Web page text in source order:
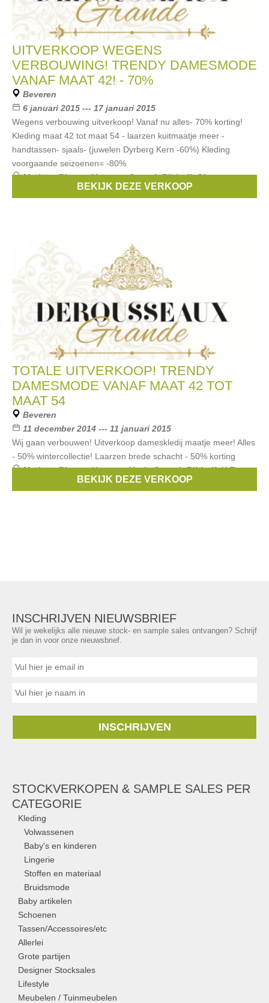
UITVERKOOP WEGENS
VERBOUWING! TRENDY DAMESMODE
VANAF MAAT 42! - 70%
Beveren
6 januari 2015 --- 17 januari 2015
Wegens verbouwing uitverkoop! Vanaf nu alles- 70% korting!
Kleding maat 42 tot maat 54 - laarzen kuitmaatje meer -
handtassen- sjaals- (juwelen Dyrberg Kern -60%) Kleding
voorgaande seizoenen= -80%
Merken:Bianca,Verpass,Joseph Ribkoff,Giovane,
BEKIJK DEZE VERKOOP
TOTALE UITVERKOOP! TRENDY
DAMESMODE VANAF MAAT 42 TOT
MAAT 54
Beveren
11 december 2014 --- 11 januari 2015
Wij gaan verbouwen! Uitverkoop dameskledij maatje meer! Alles
- 50% wintercollectie! Laarzen brede schacht - 50% korting
Merken:Bianca,Verpass,Yoek,Joseph Ribkoff,X-Two,
BEKIJK DEZE VERKOOP
INSCHRIJVEN NIEUWSBRIEF
Wil je wekelijks alle nieuwe stock- en sample sales ontvangen? Schrijf
je dan in voor onze nieuwsbrief.
INSCHRIJVEN
STOCKVERKOPEN & SAMPLE SALES PER
CATEGORIE
Kleding
Volwassenen
Baby's en kinderen
Lingerie
Stoffen en materiaal
Bruidsmode
Baby artikelen
Schoenen
Tassen/Accessoires/etc
Allerlei
Grote partijen
Designer Stocksales
Lifestyle
Meubelen / Tuinmeubelen